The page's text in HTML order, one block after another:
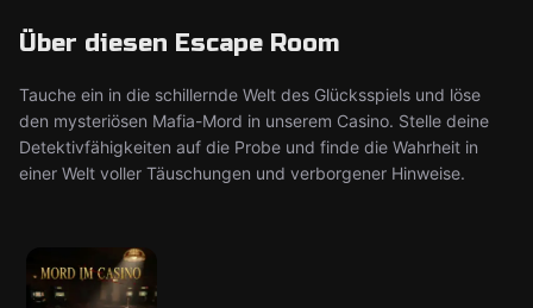
Über diesen Escape Room
Tauche ein in die schillernde Welt des Glücksspiels und löse
den mysteriösen Mafia-Mord in unserem Casino. Stelle deine
Detektivfähigkeiten auf die Probe und finde die Wahrheit in
einer Welt voller Täuschungen und verborgener Hinweise.